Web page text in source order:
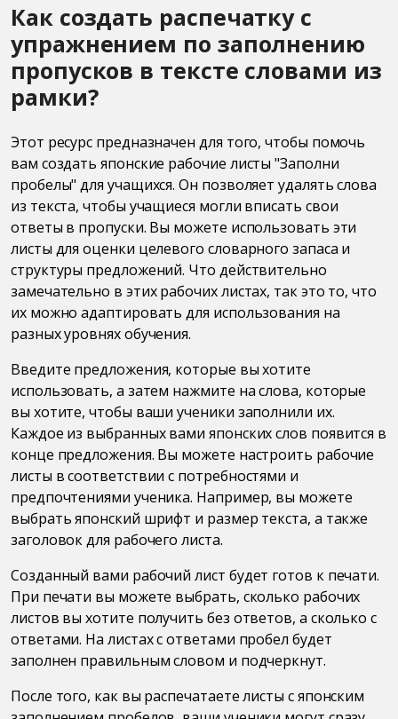
Как создать распечатку с
упражнением по заполнению
пропусков в тексте словами из
рамки?
Этот ресурс предназначен для того, чтобы помочь
вам создать японские рабочие листы "Заполни
пробелы" для учащихся. Он позволяет удалять слова
из текста, чтобы учащиеся могли вписать свои
ответы в пропуски. Вы можете использовать эти
листы для оценки целевого словарного запаса и
структуры предложений. Что действительно
замечательно в этих рабочих листах, так это то, что
их можно адаптировать для использования на
разных уровнях обучения.
Введите предложения, которые вы хотите
использовать, а затем нажмите на слова, которые
вы хотите, чтобы ваши ученики заполнили их.
Каждое из выбранных вами японских слов появится в
конце предложения. Вы можете настроить рабочие
листы в соответствии с потребностями и
предпочтениями ученика. Например, вы можете
выбрать японский шрифт и размер текста, а также
заголовок для рабочего листа.
Созданный вами рабочий лист будет готов к печати.
При печати вы можете выбрать, сколько рабочих
листов вы хотите получить без ответов, а сколько с
ответами. На листах с ответами пробел будет
заполнен правильным словом и подчеркнут.
После того, как вы распечатаете листы с японским